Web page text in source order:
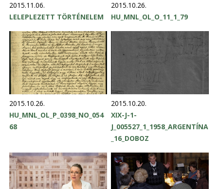
2015.11.06.
LELEPLEZETT TÖRTÉNELEM
2015.10.26.
HU_MNL_OL_O_11_1_79
2015.10.26.
HU_MNL_OL_P_0398_NO_054
68
2015.10.20.
XIX-J-1-
J_005527_1_1958_ARGENTÍNA
_16_DOBOZ